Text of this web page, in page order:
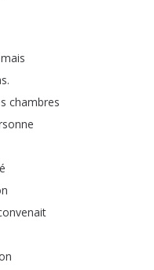
mais
.
chambres